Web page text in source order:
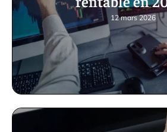
12 mars 2026